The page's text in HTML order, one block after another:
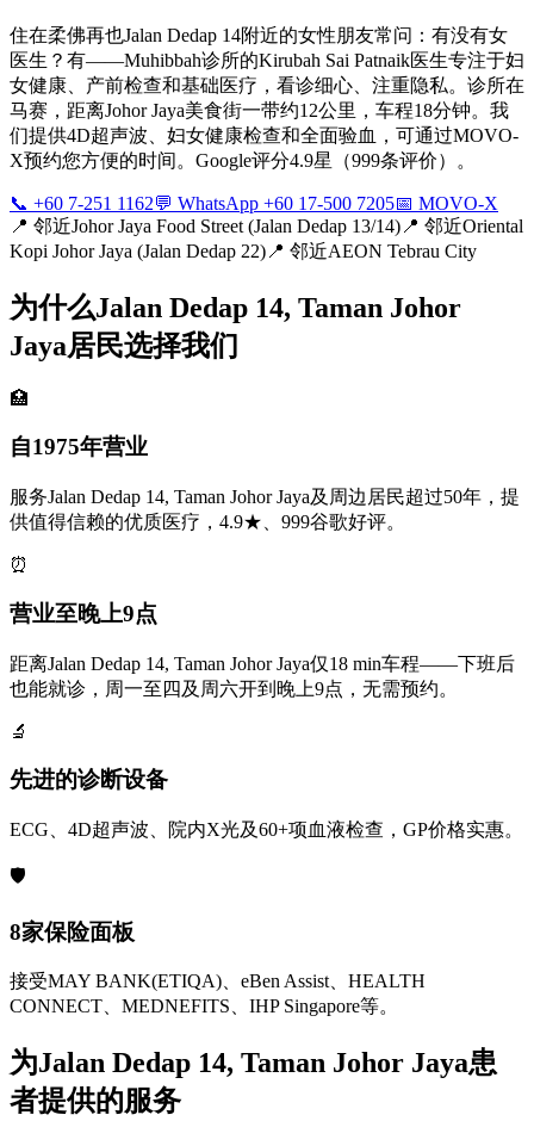
住在柔佛再也Jalan Dedap 14附近的女性朋友常问：有没有女
医生？有——Muhibbah诊所的Kirubah Sai Patnaik医生专注于妇
女健康、产前检查和基础医疗，看诊细心、注重隐私。诊所在
马赛，距离Johor Jaya美食街一带约12公里，车程18分钟。我
们提供4D超声波、妇女健康检查和全面验血，可通过MOVO-
X预约您方便的时间。Google评分4.9星（999条评价）。
📞 +60 7-251 1162💬 WhatsApp +60 17-500 7205📅 MOVO-X
📍 邻近Johor Jaya Food Street (Jalan Dedap 13/14) 📍 邻近Oriental
Kopi Johor Jaya (Jalan Dedap 22) 📍 邻近AEON Tebrau City
为什么Jalan Dedap 14, Taman Johor
Jaya居民选择我们
🏥
自1975年营业
服务Jalan Dedap 14, Taman Johor Jaya及周边居民超过50年，提
供值得信赖的优质医疗，4.9★、999谷歌好评。
⏰
营业至晚上9点
距离Jalan Dedap 14, Taman Johor Jaya仅18 min车程——下班后
也能就诊，周一至四及周六开到晚上9点，无需预约。
🔬
先进的诊断设备
ECG、4D超声波、院内X光及60+项血液检查，GP价格实惠。
🛡️
8家保险面板
接受MAY BANK(ETIQA)、eBen Assist、HEALTH
CONNECT、MEDNEFITS、IHP Singapore等。
为Jalan Dedap 14, Taman Johor Jaya患
者提供的服务